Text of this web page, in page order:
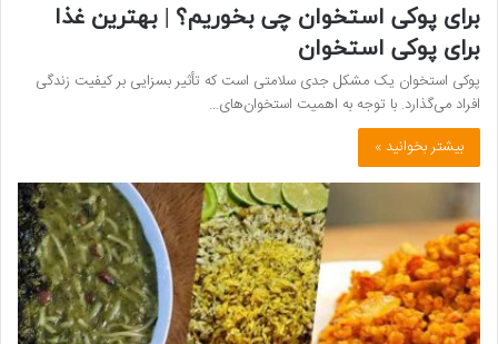
برای پوکی استخوان چی بخوریم؟ | بهترین غذا
برای پوکی استخوان
پوکی استخوان یک مشکل جدی سلامتی است که تأثیر بسزایی بر کیفیت زندگی
افراد می‌گذارد. با توجه به اهمیت استخوان‌های…
بیشتر بخوانید »